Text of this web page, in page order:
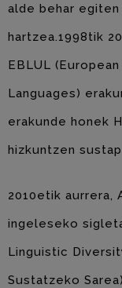
alde behar
hartzea.1998tik
EBLUL
Languages)
erakunde honek
hizkuntzen
2010etik aurrera,
ingeleseko
Linguistic
Sustatzeko